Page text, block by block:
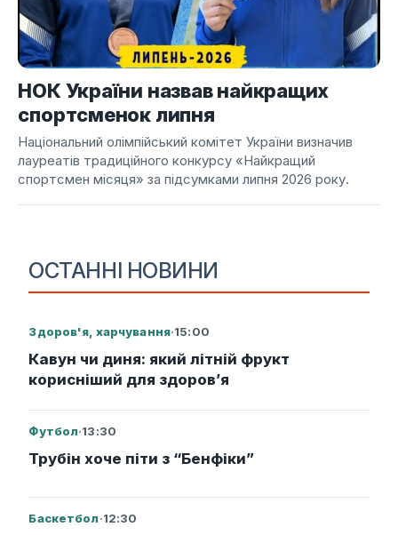
ОСТАННІ НОВИНИ
Здоров'я, харчування·15:00
Кавун чи диня: який літній фрукт
корисніший для здоров’я
Футбол·13:30
Трубін хоче піти з “Бенфіки”
Баскетбол·12:30
НОК України назвав найкращих
спортсменок липня
Національний олімпійський комітет України визначив
лауреатів традиційного конкурсу «Найкращий
спортсмен місяця» за підсумками липня 2026 року.